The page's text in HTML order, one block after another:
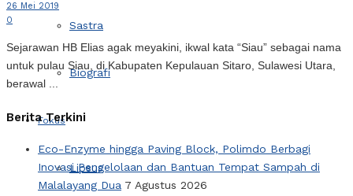
Sastra
Biografi
Fokus
Lipsus
26 Mei 2019
0
Sejarawan HB Elias agak meyakini, ikwal kata “Siau” sebagai nama
untuk pulau Siau, di Kabupaten Kepulauan Sitaro, Sulawesi Utara,
berawal ...
Berita Terkini
Eco-Enzyme hingga Paving Block, Polimdo Berbagi
Inovasi Pengelolaan dan Bantuan Tempat Sampah di
Malalayang Dua 7 Agustus 2026